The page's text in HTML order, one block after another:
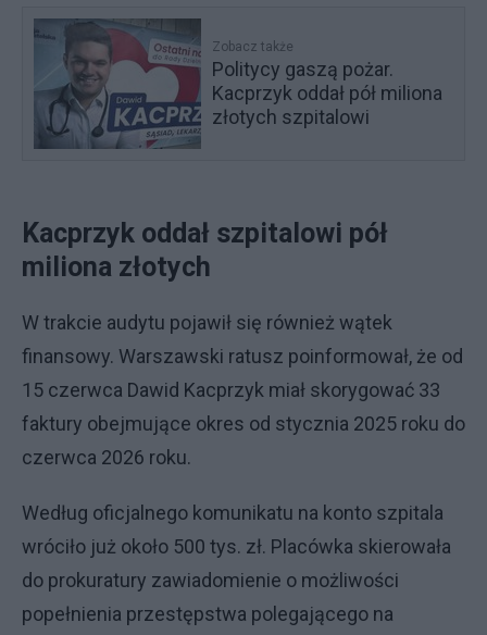
Zobacz także
Politycy gaszą pożar.
Kacprzyk oddał pół miliona
złotych szpitalowi
Kacprzyk oddał szpitalowi pół
miliona złotych
W trakcie audytu pojawił się również wątek
finansowy. Warszawski ratusz poinformował, że od
15 czerwca Dawid Kacprzyk miał skorygować 33
faktury obejmujące okres od stycznia 2025 roku do
czerwca 2026 roku.
Według oficjalnego komunikatu na konto szpitala
wróciło już około 500 tys. zł. Placówka skierowała
do prokuratury zawiadomienie o możliwości
popełnienia przestępstwa polegającego na